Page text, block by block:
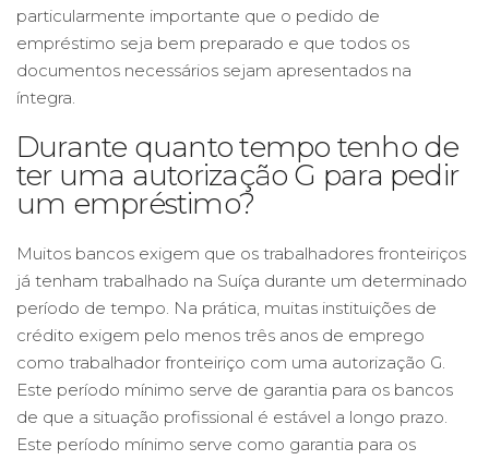
particularmente importante que o pedido de
empréstimo seja bem preparado e que todos os
documentos necessários sejam apresentados na
íntegra.
Durante quanto tempo tenho de
ter uma autorização G para pedir
um empréstimo?
Muitos bancos exigem que os trabalhadores fronteiriços
já tenham trabalhado na Suíça durante um determinado
período de tempo. Na prática, muitas instituições de
crédito exigem pelo menos três anos de emprego
como trabalhador fronteiriço com uma autorização G.
Este período mínimo serve de garantia para os bancos
de que a situação profissional é estável a longo prazo.
Este período mínimo serve como garantia para os